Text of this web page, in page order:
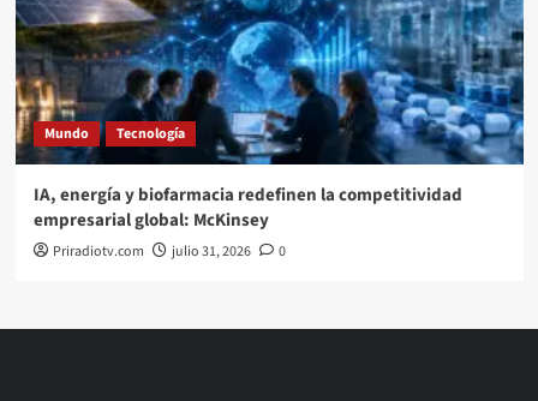
Mundo Tecnología
IA, energía y biofarmacia redefinen la competitividad
empresarial global: McKinsey
Priradiotv.com julio 31, 2026 0